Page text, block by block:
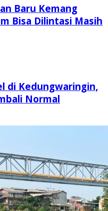
Baru Kemang
Bisa Dilintasi Masih
di Kedungwaringin,
Normal